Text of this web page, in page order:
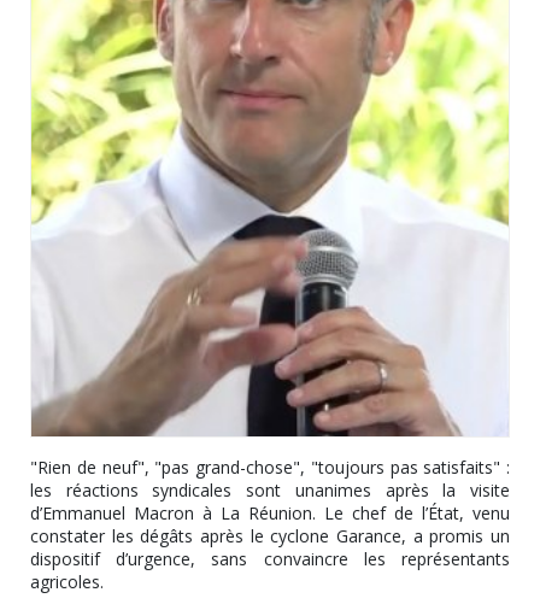
"Rien de neuf", "pas grand-chose", "toujours pas satisfaits" :
les réactions syndicales sont unanimes après la visite
d’Emmanuel Macron à La Réunion. Le chef de l’État, venu
constater les dégâts après le cyclone Garance, a promis un
dispositif d’urgence, sans convaincre les représentants
agricoles.